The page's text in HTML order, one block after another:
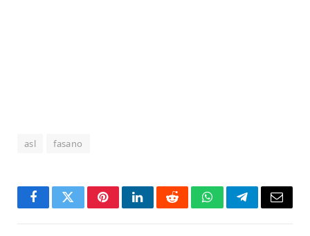
asl fasano
FacebookTwitterPinterestLinkedInRedditWhatsAppTelegramEmail